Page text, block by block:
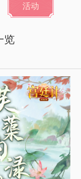
活动
览